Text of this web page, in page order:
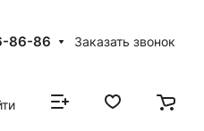
86-86 Заказать звонок